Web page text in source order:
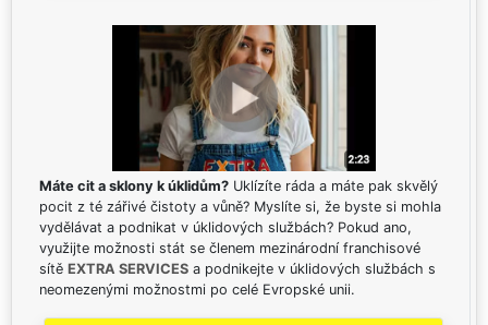
Máte cit a sklony k úklidům? Uklízíte ráda a máte pak skvělý
pocit z té zářivé čistoty a vůně? Myslíte si, že byste si mohla
vydělávat a podnikat v úklidových službách? Pokud ano,
využijte možnosti stát se členem mezinárodní franchisové
sítě EXTRA SERVICES a podnikejte v úklidových službách s
neomezenými možnostmi po celé Evropské unii.